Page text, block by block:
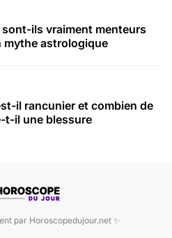
sont-ils vraiment menteurs
mythe astrologique
il rancunier et combien de
t-il une blessure
par Horoscopedujour.net ✨